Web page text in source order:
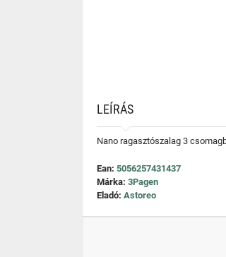
LEÍRÁS
Nano ragasztószalag 3
Ean: 5056257431437
Márka: 3Pagen
Eladó: Astoreo